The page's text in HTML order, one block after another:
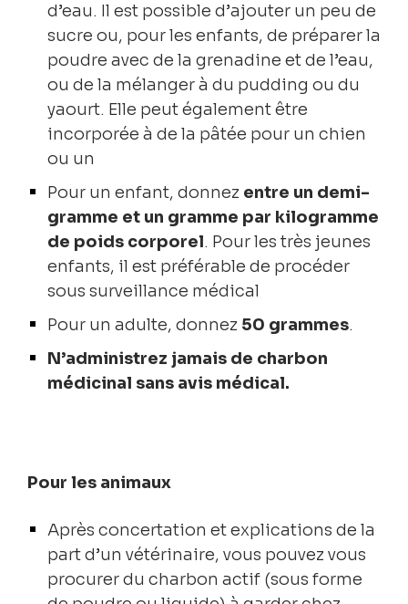
d’eau. Il est possible d’ajouter un peu de
sucre ou, pour les enfants, de préparer la
poudre avec de la grenadine et de l’eau,
ou de la mélanger à du pudding ou du
yaourt. Elle peut également être
incorporée à de la pâtée pour un chien
ou un
Pour un enfant, donnez entre un demi-
gramme et un gramme par kilogramme
de poids corporel. Pour les très jeunes
enfants, il est préférable de procéder
sous surveillance médical
Pour un adulte, donnez 50 grammes.
N’administrez jamais de charbon
médicinal sans avis médical.
Pour les animaux
Après concertation et explications de la
part d’un vétérinaire, vous pouvez vous
procurer du charbon actif (sous forme